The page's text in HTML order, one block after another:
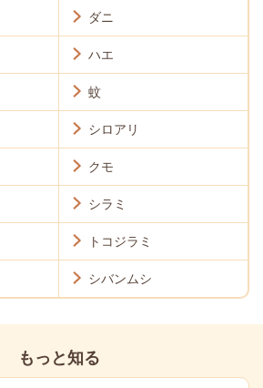
ダニ
ハエ
蚊
シロアリ
クモ
シラミ
トコジラミ
シバンムシ
もっと知る